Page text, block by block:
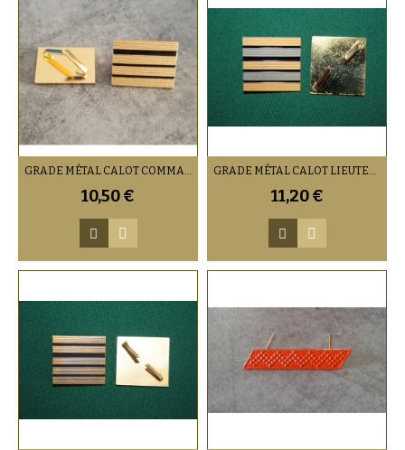
GRADE MÉTAL CALOT COMMANDANT OR
10,50 €
GRADE MÉTAL CALOT LIEUTENANT-COLONEL OR
11,20 €